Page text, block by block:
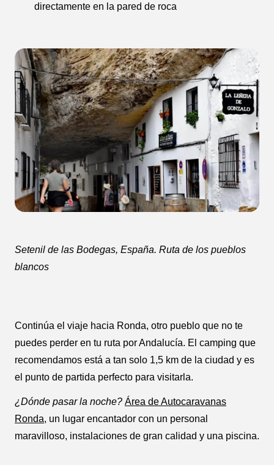
directamente en la pared de roca
Setenil de las Bodegas, España. Ruta de los pueblos
blancos
Continúa el viaje hacia Ronda, otro pueblo que no te
puedes perder en tu ruta por Andalucía. El camping que
recomendamos está a tan solo 1,5 km de la ciudad y es
el punto de partida perfecto para visitarla.
¿Dónde pasar la noche? Área de Autocaravanas
Ronda, un lugar encantador con un personal
maravilloso, instalaciones de gran calidad y una piscina.